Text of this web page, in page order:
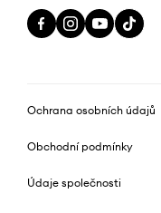
Ochrana osobních údajů
Obchodní podmínky
Údaje společnosti